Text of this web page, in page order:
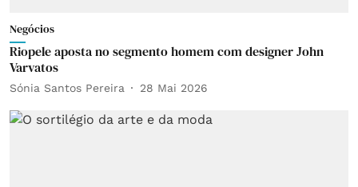
Negócios
Riopele aposta no segmento homem com designer John
Varvatos
Sónia Santos Pereira 28 Mai 2026